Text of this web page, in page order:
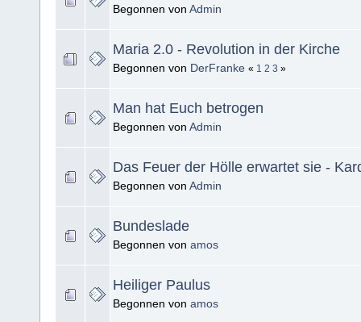
Begonnen von Admin
Maria 2.0 - Revolution in der Kirche
Begonnen von DerFranke « 1 2 3 »
Man hat Euch betrogen
Begonnen von Admin
Das Feuer der Hölle erwartet sie -
Begonnen von Admin
Bundeslade
Begonnen von amos
Heiliger Paulus
Begonnen von amos